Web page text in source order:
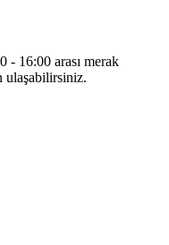
- 16:00 arası merak
ulaşabilirsiniz.